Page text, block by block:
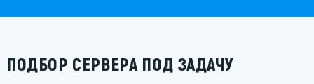
ПОДБОР СЕРВЕРА ПОД ЗАДАЧУ